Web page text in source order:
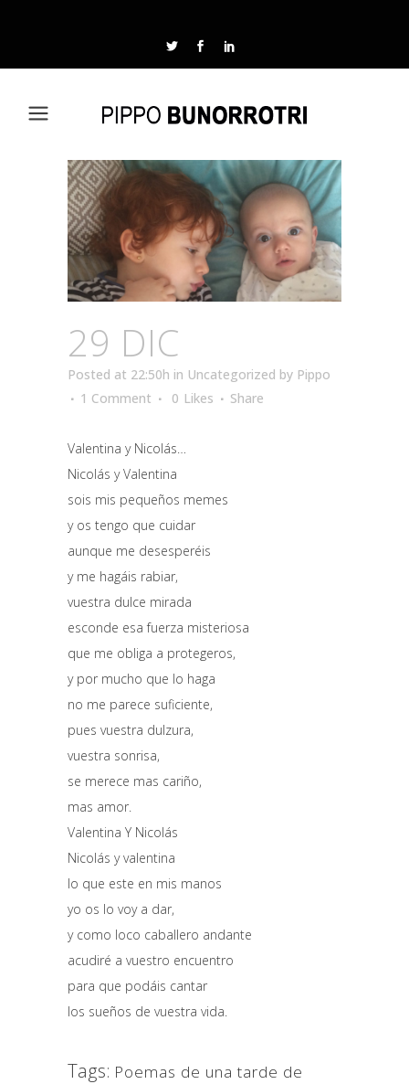
29 DIC
Posted at 22:50h in Uncategorized by Pippo
1 Comment
0 Likes Share
Valentina y Nicolás…
Nicolás y Valentina
sois mis pequeños memes
y os tengo que cuidar
aunque me desesperéis
y me hagáis rabiar,
vuestra dulce mirada
esconde esa fuerza misteriosa
que me obliga a protegeros,
y por mucho que lo haga
no me parece suficiente,
pues vuestra dulzura,
vuestra sonrisa,
se merece mas cariño,
mas amor.
Valentina Y Nicolás
Nicolás y valentina
lo que este en mis manos
yo os lo voy a dar,
y como loco caballero andante
acudiré a vuestro encuentro
para que podáis cantar
los sueños de vuestra vida.
Tags: Poemas de una tarde de